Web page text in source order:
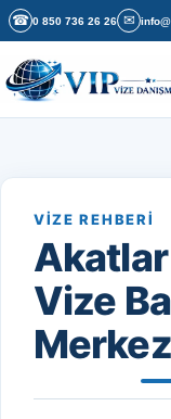
İçeriğe geç
☎ 0 850 736 26 26 ✉
VIZE REHBERI
Vize